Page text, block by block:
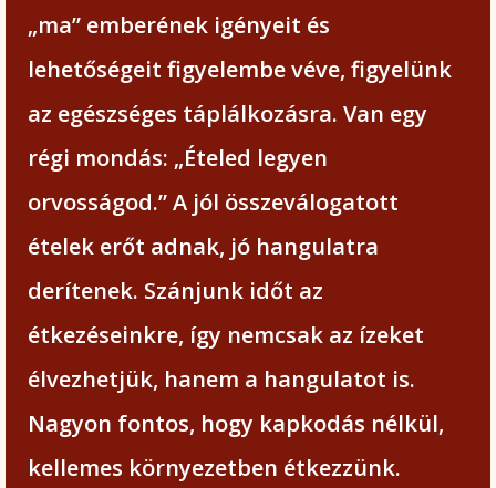
„ma” emberének igényeit és
lehetőségeit figyelembe véve, figyelünk
az egészséges táplálkozásra. Van egy
régi mondás: „Ételed legyen
orvosságod.” A jól összeválogatott
ételek erőt adnak, jó hangulatra
derítenek. Szánjunk időt az
étkezéseinkre, így nemcsak az ízeket
élvezhetjük, hanem a hangulatot is.
Nagyon fontos, hogy kapkodás nélkül,
kellemes környezetben étkezzünk.